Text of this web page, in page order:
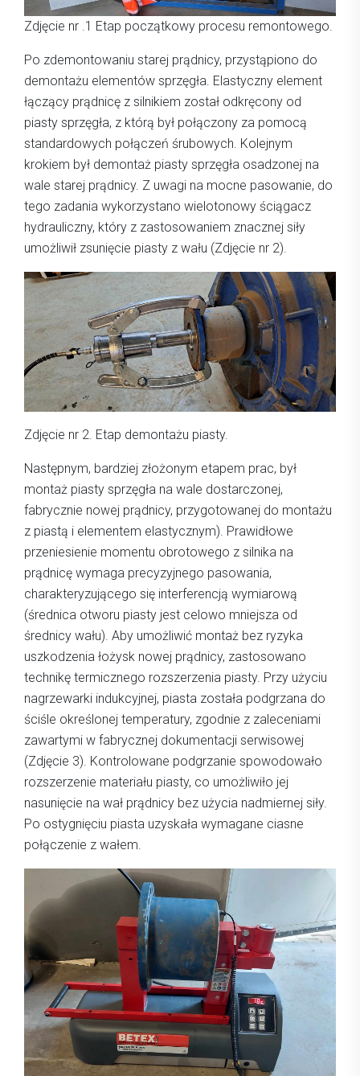
Zdjęcie nr .1 Etap początkowy procesu remontowego.
Po zdemontowaniu starej prądnicy, przystąpiono do
demontażu elementów sprzęgła. Elastyczny element
łączący prądnicę z silnikiem został odkręcony od
piasty sprzęgła, z którą był połączony za pomocą
standardowych połączeń śrubowych. Kolejnym
krokiem był demontaż piasty sprzęgła osadzonej na
wale starej prądnicy. Z uwagi na mocne pasowanie, do
tego zadania wykorzystano wielotonowy ściągacz
hydrauliczny, który z zastosowaniem znacznej siły
umożliwił zsunięcie piasty z wału (Zdjęcie nr 2).
Zdjęcie nr 2. Etap demontażu piasty.
Następnym, bardziej złożonym etapem prac, był
montaż piasty sprzęgła na wale dostarczonej,
fabrycznie nowej prądnicy, przygotowanej do montażu
z piastą i elementem elastycznym). Prawidłowe
przeniesienie momentu obrotowego z silnika na
prądnicę wymaga precyzyjnego pasowania,
charakteryzującego się interferencją wymiarową
(średnica otworu piasty jest celowo mniejsza od
średnicy wału). Aby umożliwić montaż bez ryzyka
uszkodzenia łożysk nowej prądnicy, zastosowano
technikę termicznego rozszerzenia piasty. Przy użyciu
nagrzewarki indukcyjnej, piasta została podgrzana do
ściśle określonej temperatury, zgodnie z zaleceniami
zawartymi w fabrycznej dokumentacji serwisowej
(Zdjęcie 3). Kontrolowane podgrzanie spowodowało
rozszerzenie materiału piasty, co umożliwiło jej
nasunięcie na wał prądnicy bez użycia nadmiernej siły.
Po ostygnięciu piasta uzyskała wymagane ciasne
połączenie z wałem.